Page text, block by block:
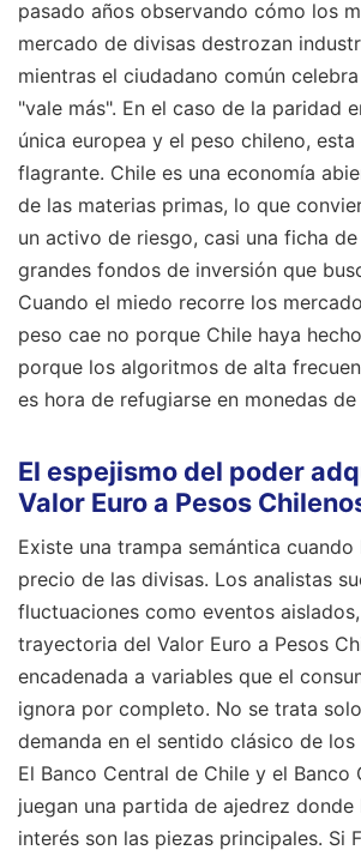
pasado años observando cómo los
mercado de divisas destrozan
mientras el ciudadano común
"vale más". En el caso de la paridad
única europea y el peso chileno,
flagrante. Chile es una economía
de las materias primas, lo que
un activo de riesgo, casi una ficha
grandes fondos de inversión que
Cuando el miedo recorre los
peso cae no porque Chile haya
porque los algoritmos de alta
es hora de refugiarse en monedas de
El espejismo del poder
Valor Euro a Pesos
Existe una trampa semántica cuando
precio de las divisas. Los analistas
fluctuaciones como eventos
trayectoria del Valor Euro a Pesos
encadenada a variables que el
ignora por completo. No se trata
demanda en el sentido clásico de
El Banco Central de Chile y el Banco
juegan una partida de ajedrez donde
interés son las piezas principales. Si